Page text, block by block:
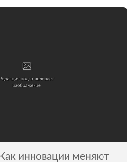
Как инновации меняют